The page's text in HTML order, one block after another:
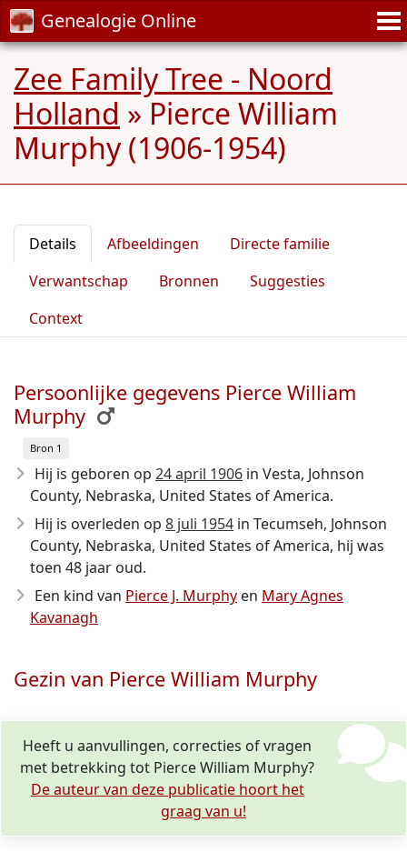
Genealogie Online
Zee Family Tree - Noord
Holland » Pierce William
Murphy (1906-1954)
Details Afbeeldingen
Directe familie
Verwantschap
Bronnen
Suggesties
Context
Persoonlijke gegevens Pierce William
Murphy
Bron 1
Hij is geboren op 24 april 1906 in Vesta, Johnson
County, Nebraska, United States of America.
Hij is overleden op 8 juli 1954 in Tecumseh, Johnson
County, Nebraska, United States of America, hij was
toen 48 jaar oud.
Een kind van Pierce J. Murphy en Mary Agnes
Kavanagh
Gezin van Pierce William Murphy
Heeft u aanvullingen, correcties of vragen
met betrekking tot Pierce William Murphy?
De auteur van deze publicatie hoort het
graag van u!